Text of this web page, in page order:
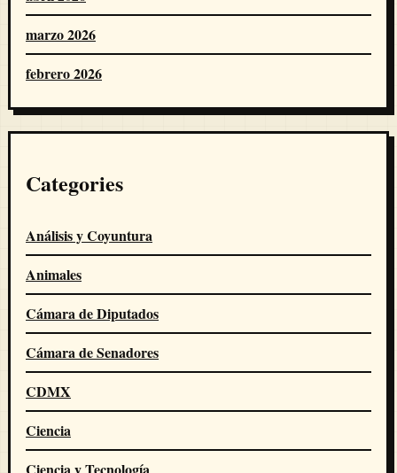
marzo 2026
febrero 2026
Categories
Análisis y Coyuntura
Animales
Cámara de Diputados
Cámara de Senadores
CDMX
Ciencia